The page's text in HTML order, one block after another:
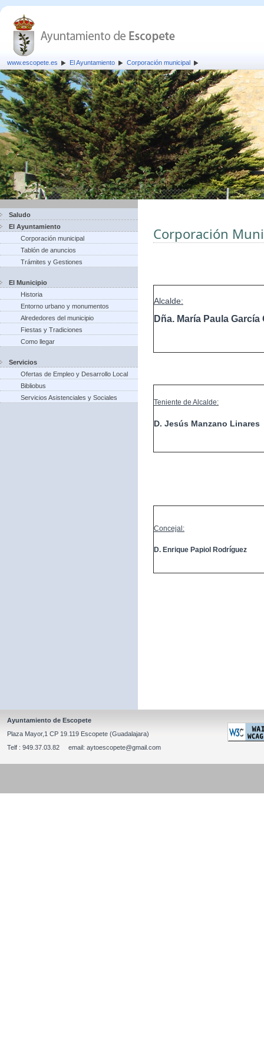
www.escopete.es El Ayuntamiento Corporación municipal
Saludo
El Ayuntamiento
Corporación municipal
Tablón de anuncios
Trámites y Gestiones
El Municipio
Historia
Entorno urbano y monumentos
Alrededores del municipio
Fiestas y Tradiciones
Como llegar
Servicios
Ofertas de Empleo y Desarrollo Local
Bibliobus
Servicios Asistenciales y Sociales
Corporación
Alcalde:
Dña. María Paula
Teniente de Alcalde:
D. Jesús Manzano Linares
Concejal:
D. Enrique Papiol Rodríguez
Ayuntamiento de Escopete
Plaza Mayor,1 CP 19.119 Escopete (Guadalajara)
Telf : 949.37.03.82 email: aytoescopete@gmail.com